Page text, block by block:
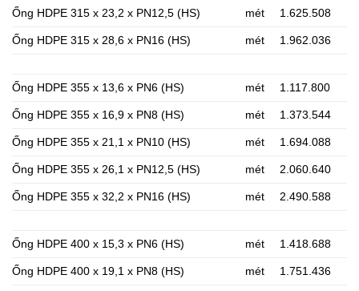
Ống HDPE 315 x 23,2 x PN12,5 (HS) mét 1.625.508
Ống HDPE 315 x 28,6 x PN16 (HS) mét 1.962.036
Ống HDPE 355 x 13,6 x PN6 (HS) mét 1.117.800
Ống HDPE 355 x 16,9 x PN8 (HS) mét 1.373.544
Ống HDPE 355 x 21,1 x PN10 (HS) mét 1.694.088
Ống HDPE 355 x 26,1 x PN12,5 (HS) mét 2.060.640
Ống HDPE 355 x 32,2 x PN16 (HS) mét 2.490.588
Ống HDPE 400 x 15,3 x PN6 (HS) mét 1.418.688
Ống HDPE 400 x 19,1 x PN8 (HS) mét 1.751.436